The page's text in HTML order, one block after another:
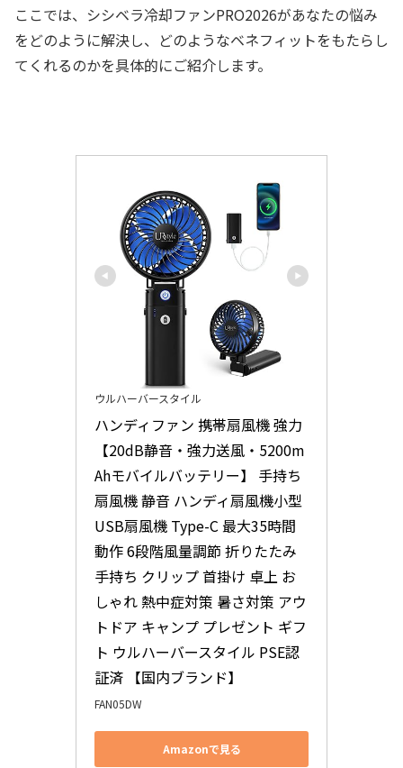
ここでは、シシベラ冷却ファンPRO2026があなたの悩み
をどのように解決し、どのようなベネフィットをもたらし
てくれるのかを具体的にご紹介します。
ウルハーバースタイル
ハンディファン 携帯扇風機 強力
【20dB静音・強力送風・5200m
Ahモバイルバッテリー】 手持ち
扇風機 静音 ハンディ扇風機小型
USB扇風機 Type-C 最大35時間
動作 6段階風量調節 折りたたみ
手持ち クリップ 首掛け 卓上 お
しゃれ 熱中症対策 暑さ対策 アウ
トドア キャンプ プレゼント ギフ
ト ウルハーバースタイル PSE認
証済 【国内ブランド】
FAN05DW
Amazonで見る